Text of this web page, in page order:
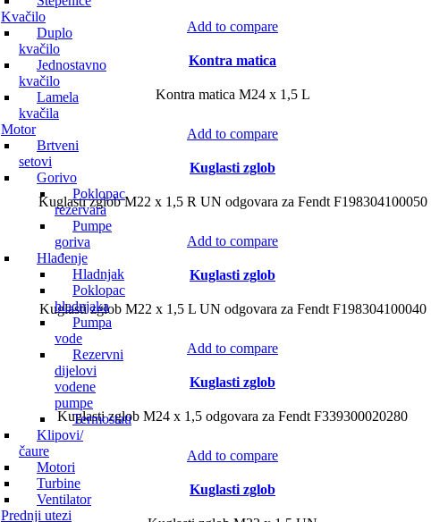
Kvačilo
Duplo
kvačilo
Jednostavno
kvačilo
Lamela
kvačila
Motor
Brtveni
setovi
Gorivo
Poklopac
rezervara
Pumpe
goriva
Hlađenje
Hladnjak
Poklopac
hladnjaka
Pumpa
vode
Rezervni
dijelovi
vodene
pumpe
Termostati
Klipovi/
čaure
Motori
Turbine
Ventilator
Prednji utezi
Add to compare
Kontra matica
Kontra matica M24 x 1,5 L
Add to compare
Kuglasti zglob
Kuglasti zglob M22 x 1,5 R UN odgovara za Fendt F198304100050
Add to compare
Kuglasti zglob
Kuglasti zglob M22 x 1,5 L UN odgovara za Fendt F198304100040
Add to compare
Kuglasti zglob
Kuglasti zglob M24 x 1,5 odgovara za Fendt F339300020280
Add to compare
Kuglasti zglob